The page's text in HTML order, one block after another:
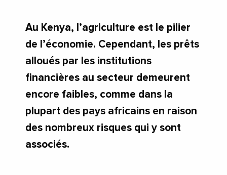
Au Kenya, l’agriculture est le pilier
de l’économie. Cependant, les prêts
alloués par les institutions
financières au secteur demeurent
encore faibles, comme dans la
plupart des pays africains en raison
des nombreux risques qui y sont
associés.